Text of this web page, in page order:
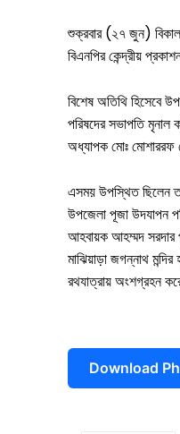
শুক্রবার (২৭ জুন) বিকাল
বিএনপির কেন্দ্রীয়
বিশেষ অতিথি হিসেবে
পরিষদের সভাপতি মৃনাল
অধ্যাপক মোঃ মোশাররফ
এসময় উপস্থিত ছিলেন
উপজেলা পূজা উদযাপন
আহবায়ক আহম্মদ সরদার
মাঝিয়াড়া জগন্নাথ
রথযাত্রায় অংশগ্রহন
Download